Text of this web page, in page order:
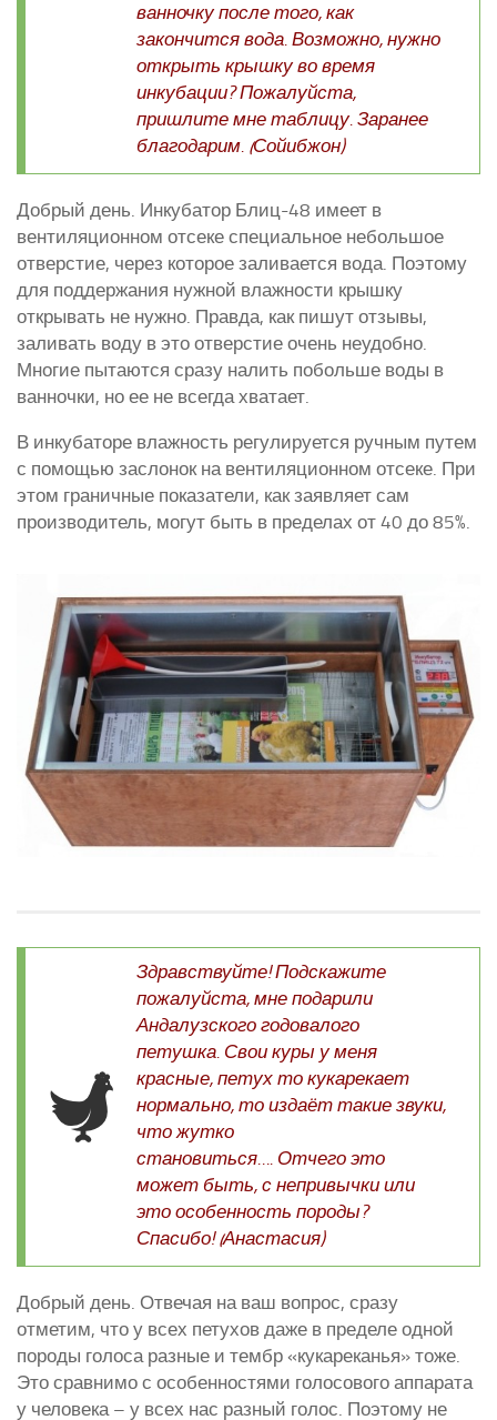
Перепела
Утки
ванночку после того, как
закончится вода. Возможно, нужно
открыть крышку во время
инкубации? Пожалуйста,
пришлите мне таблицу. Заранее
благодарим. (Сойибжон)
Добрый день. Инкубатор Блиц-48 имеет в
вентиляционном отсеке специальное небольшое
отверстие, через которое заливается вода. Поэтому
для поддержания нужной влажности крышку
открывать не нужно. Правда, как пишут отзывы,
заливать воду в это отверстие очень неудобно.
Многие пытаются сразу налить побольше воды в
ванночки, но ее не всегда хватает.
В инкубаторе влажность регулируется ручным путем
с помощью заслонок на вентиляционном отсеке. При
этом граничные показатели, как заявляет сам
производитель, могут быть в пределах от 40 до 85%.
Здравствуйте! Подскажите
пожалуйста, мне подарили
Андалузского годовалого
петушка. Свои куры у меня
красные, петух то кукарекает
нормально, то издаёт такие звуки,
что жутко
становиться…. Отчего это
может быть, с непривычки или
это особенность породы?
Спасибо! (Анастасия)
Добрый день. Отвечая на ваш вопрос, сразу
отметим, что у всех петухов даже в пределе одной
породы голоса разные и тембр «кукареканья» тоже.
Это сравнимо с особенностями голосового аппарата
у человека – у всех нас разный голос. Поэтому не